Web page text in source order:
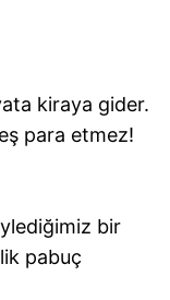
kiraya gider.
para etmez!
bir
pabuç